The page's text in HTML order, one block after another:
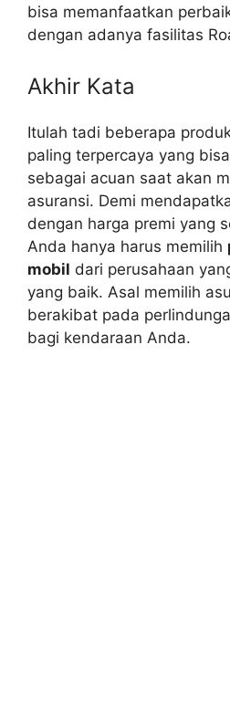
bisa memanfaatkan
dengan adanya fasilitas
Akhir Kata
Itulah tadi beberapa
paling terpercaya yang
sebagai acuan saat akan
asuransi. Demi
dengan harga premi yang
Anda hanya harus memilih
mobil dari perusahaan
yang baik. Asal memilih
berakibat pada
bagi kendaraan Anda.